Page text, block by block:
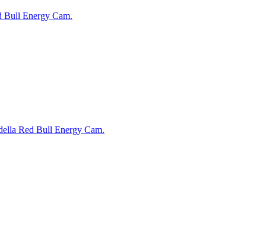
Bull Energy Cam.
Red Bull Energy Cam.